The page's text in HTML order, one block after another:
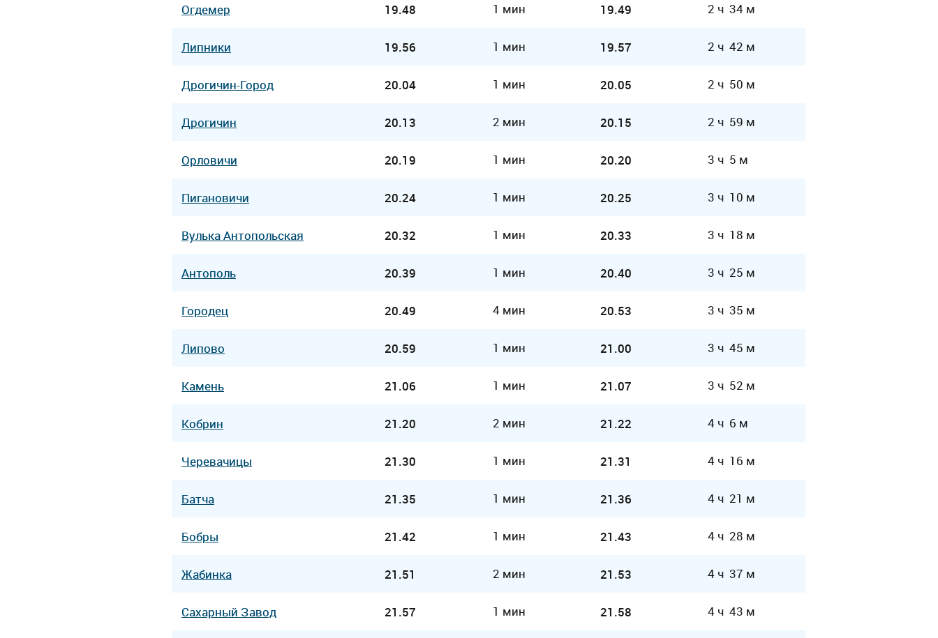
Огдемер 19.48 1 мин 19.49 2 ч 34 м
Липники 19.56 1 мин 19.57 2 ч 42 м
Дрогичин-Город 20.04 1 мин 20.05 2 ч 50 м
Дрогичин 20.13 2 мин 20.15 2 ч 59 м
Орловичи 20.19 1 мин 20.20 3 ч 5 м
Пигановичи 20.24 1 мин 20.25 3 ч 10 м
Вулька Антопольская 20.32 1 мин 20.33 3 ч 18 м
Антополь 20.39 1 мин 20.40 3 ч 25 м
Городец 20.49 4 мин 20.53 3 ч 35 м
Липово 20.59 1 мин 21.00 3 ч 45 м
Камень 21.06 1 мин 21.07 3 ч 52 м
Кобрин 21.20 2 мин 21.22 4 ч 6 м
Черевачицы 21.30 1 мин 21.31 4 ч 16 м
Батча 21.35 1 мин 21.36 4 ч 21 м
Бобры 21.42 1 мин 21.43 4 ч 28 м
Жабинка 21.51 2 мин 21.53 4 ч 37 м
Сахарный Завод 21.57 1 мин 21.58 4 ч 43 м